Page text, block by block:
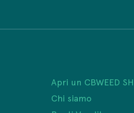
Apri un CBWEED
Chi siamo